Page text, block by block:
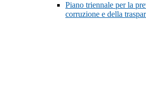
Piano triennale per la
corruzione e della